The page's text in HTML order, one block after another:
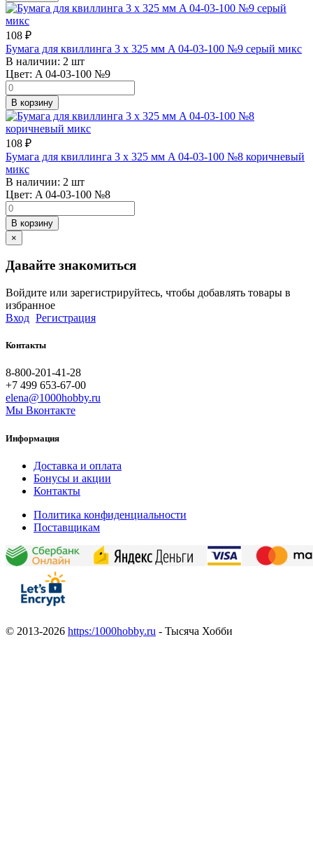
108 ₽
Бумага для квиллинга 3 x 325 мм A 04-03-100 №9 серый микс
В наличии: 2 шт
Цвет: A 04-03-100 №9
В корзину
108 ₽
Бумага для квиллинга 3 x 325 мм A 04-03-100 №8 коричневый
микс
В наличии: 2 шт
Цвет: A 04-03-100 №8
В корзину
×
Давайте знакомиться
Войдите или зарегистрируйтесь, чтобы добавлять товары в
избранное
Вход Регистрация
Контакты
8-800-201-41-28
+7 499 653-67-00
elena@1000hobby.ru
Мы Вконтакте
Информация
Доставка и оплата
Бонусы и акции
Контакты
Политика конфиденциальности
Поставщикам
© 2013-2026 https:/1000hobby.ru - Тысяча Хобби